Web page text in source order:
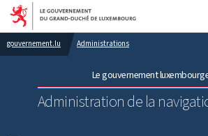
Aller au menu principal
Aller au contenu
gouvernement.lu Administrations
Le gouvernement
Administration de la